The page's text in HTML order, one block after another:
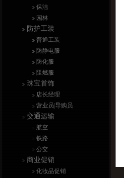
保洁
园林
防护工装
普通工装
防静电服
防化服
阻燃服
珠宝首饰
店长经理
营业员|导购员
交通运输
航空
铁路
公交
商业促销
化妆品促销